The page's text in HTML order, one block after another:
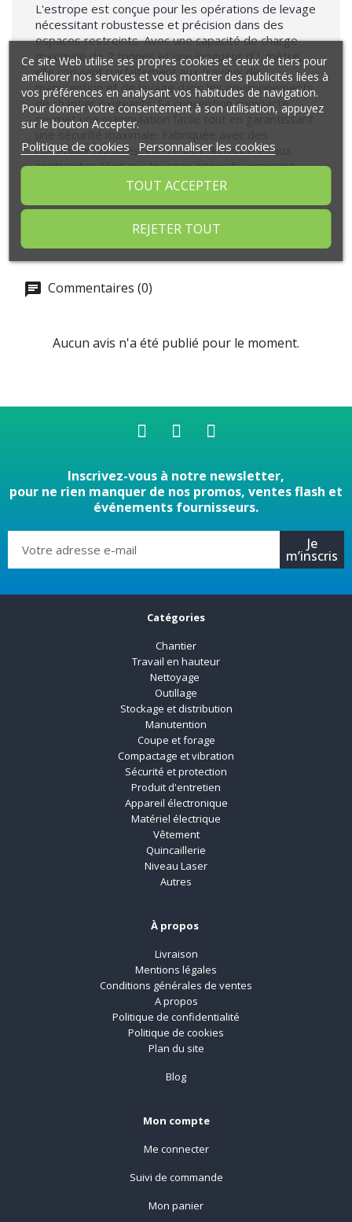
L'estrope est conçue pour les opérations de levage
nécessitant robustesse et précision dans des
espaces restreints. Avec une capacité de charge
maximale de 2 tonnes et une longueur d'1 mètre,
elle convient parfaitement aux travaux de
manutention et de levage dans les environnements
de chantier exigeants. Sa conception compacte
permet une manipulation facile tout en garantissant
une sécurité maximale. Fabriquée avec des
matériaux durables, elle résiste à l'usure et aux
contraintes liées aux levages intensifs, assurant
des performances fiables sur le long terme pour
Commentaires (0)
Aucun avis n'a été publié pour le moment.
Inscrivez-vous à notre newsletter,
pour ne rien manquer de nos promos, ventes flash et
événements fournisseurs.
Je
m’inscris
Catégories
Chantier
Travail en hauteur
Nettoyage
Outillage
Stockage et distribution
Manutention
Coupe et forage
Compactage et vibration
Sécurité et protection
Produit d'entretien
Appareil électronique
Matériel électrique
Vêtement
Quincaillerie
Niveau Laser
Autres
À propos
Livraison
Mentions légales
Conditions générales de ventes
A propos
Politique de confidentialité
Politique de cookies
Plan du site
Blog
Mon compte
Me connecter
Suivi de commande
Mon panier
Ce site Web utilise ses propres cookies et ceux de tiers pour
améliorer nos services et vous montrer des publicités liées à
vos préférences en analysant vos habitudes de navigation.
Pour donner votre consentement à son utilisation, appuyez
sur le bouton Accepter.
Politique de cookies Personnaliser les cookies
REJETER TOUT
TOUT ACCEPTER